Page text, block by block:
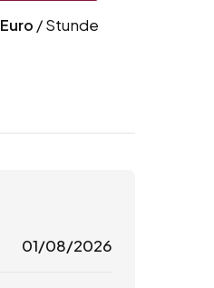
Euro / Stunde
01/08/2026